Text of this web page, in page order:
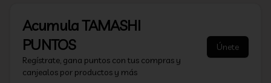
AcumulaTAMASHI
PUNTOS
Regístrate, gana puntos con tus compras y
canjealos por productos y más
Únete